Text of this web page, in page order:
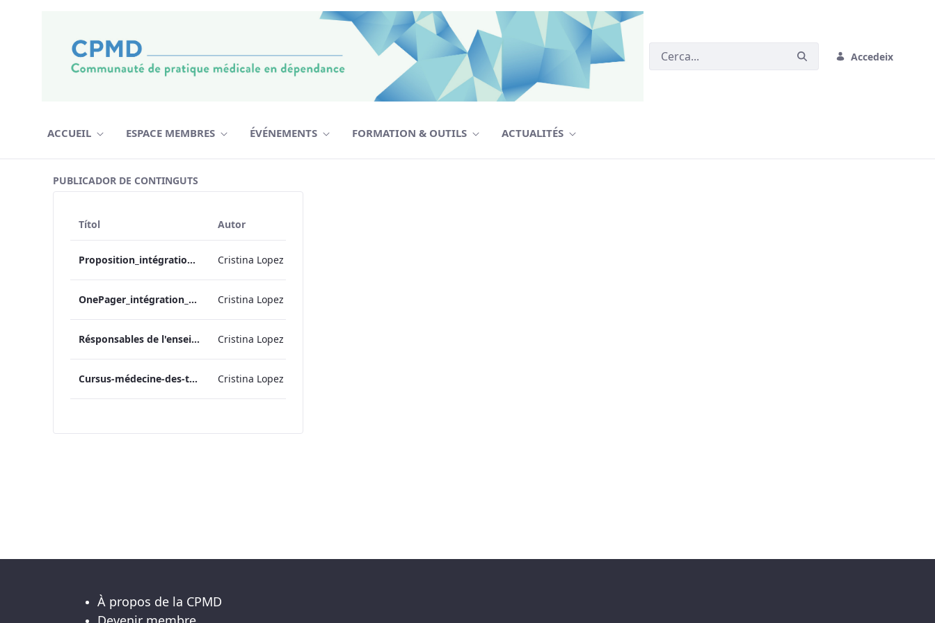
Accedeix
ACCUEIL ESPACE MEMBRES ÉVÉNEMENTS FORMATION & OUTILS ACTUALITÉS
PUBLICADOR DE CONTINGUTS
Títol Autor
Proposition_intégration_cursus_md_toxico_ 2018-08-01 Cristina Lopez
OnePager_intégration_cursus_md_toxico_ 2018-08-01 Cristina Lopez
Résponsables de l'enseignement en médecine des dépendances_2024 Cristina Lopez
Cursus-médecine-des-toxicomanies-Version-Finale Cristina Lopez
À propos de la CPMD